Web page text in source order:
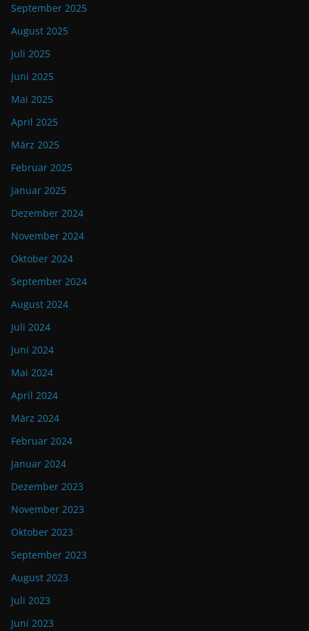
September 2025
August 2025
Juli 2025
Juni 2025
Mai 2025
April 2025
März 2025
Februar 2025
Januar 2025
Dezember 2024
November 2024
Oktober 2024
September 2024
August 2024
Juli 2024
Juni 2024
Mai 2024
April 2024
März 2024
Februar 2024
Januar 2024
Dezember 2023
November 2023
Oktober 2023
September 2023
August 2023
Juli 2023
Juni 2023